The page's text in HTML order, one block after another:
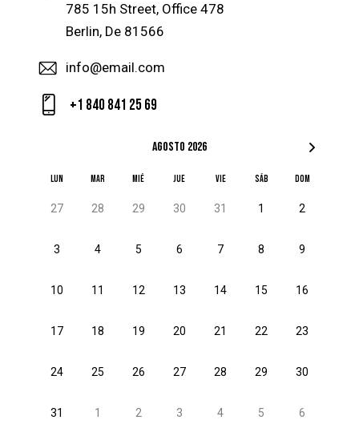
785 15h Street, Office 478
Berlin, De 81566
info@email.com
+1 840 841 25 69
agosto 2026
LUN MAR MIÉ JUE VIE SÁB DOM
27 28 29 30 31 1 2
3 4 5 6 7 8 9
10 11 12 13 14 15 16
17 18 19 20 21 22 23
24 25 26 27 28 29 30
31 1 2 3 4 5 6